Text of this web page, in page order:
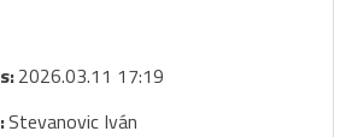
2026.03.11 17:19
Stevanovic Iván